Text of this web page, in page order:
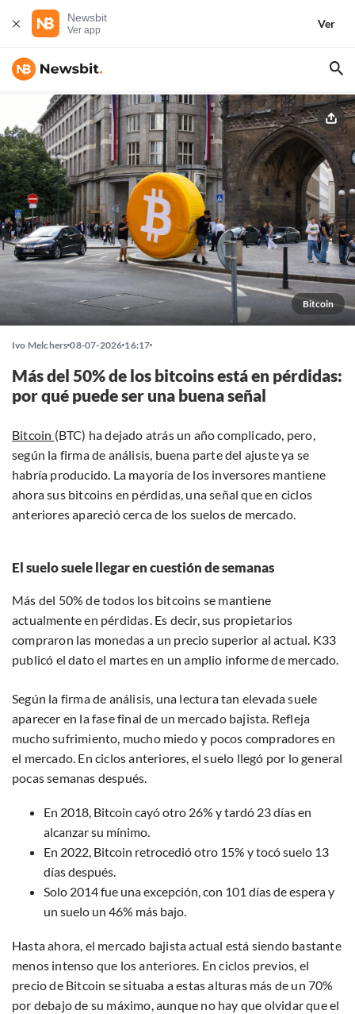
Newsbit
Ver app
Ver
Bitcoin
Ivo Melchers 08-07-2026 16:17
Más del 50% de los bitcoins está en pérdidas:
por qué puede ser una buena señal
Bitcoin (BTC) ha dejado atrás un año complicado, pero,
según la firma de análisis, buena parte del ajuste ya se
habría producido. La mayoría de los inversores mantiene
ahora sus bitcoins en pérdidas, una señal que en ciclos
anteriores apareció cerca de los suelos de mercado.
El suelo suele llegar en cuestión de semanas
Más del 50% de todos los bitcoins se mantiene
actualmente en pérdidas. Es decir, sus propietarios
compraron las monedas a un precio superior al actual. K33
publicó el dato el martes en un amplio informe de mercado.
Según la firma de análisis, una lectura tan elevada suele
aparecer en la fase final de un mercado bajista. Refleja
mucho sufrimiento, mucho miedo y pocos compradores en
el mercado. En ciclos anteriores, el suelo llegó por lo general
pocas semanas después.
En 2018, Bitcoin cayó otro 26% y tardó 23 días en
alcanzar su mínimo.
En 2022, Bitcoin retrocedió otro 15% y tocó suelo 13
días después.
Solo 2014 fue una excepción, con 101 días de espera y
un suelo un 46% más bajo.
Hasta ahora, el mercado bajista actual está siendo bastante
menos intenso que los anteriores. En ciclos previos, el
precio de Bitcoin se situaba a estas alturas más de un 70%
por debajo de su máximo, aunque no hay que olvidar que el